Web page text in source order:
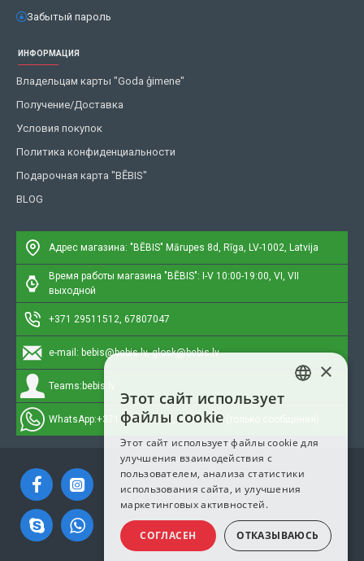
Забытый пароль
ИНФОРМАЦИЯ
Владельцам карты "Goda ģimene"
Получение/Доставка
Условия покупок
Политика конфиденциальности
Подарочная карта "BĒBIS"
BLOG
Адрес магазина: "BĒBIS" Mārupes 8d, Rīga, LV-1002, Latvija
Время работы магазина "BĒBIS": I-V 10:00-19:00, VI, VII
выходной
+371 29511512, 67807047
e-mail: bebis@bebis.lv, glosk@bebis.lv
Teams: bebis.lv
WhatsApp:+371 295511512, 20579272 (только сообщения)
×
Этот сайт использует
файлы cookie
Этот сайт использует файлы cookie для
улучшения взаимодействия с
пользователем, анализа статистики
использования сайта, и улучшения
маркетинговых активностей.
СОГЛАСЕН ОТКАЗЫВАЮСЬ